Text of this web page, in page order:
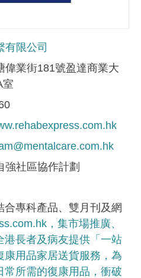
有限公司
偉業街181號盈達商業大
室
強社區協作計劃
合專科產品、雙月刊及網
，集市場推廣、
港長者及病友提供「一站
用品家居送貨服務，為
所需的復康用品，衝破